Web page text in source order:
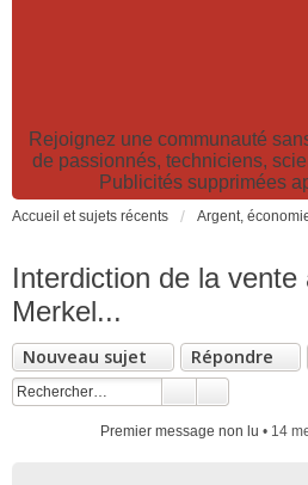
Rejoignez une communauté
de passionnés, techniciens,
Publicités supprimées
Accueil et sujets récents
Interdiction de la
Merkel...
Nouveau sujet Répondre
Premier message non lu • 14